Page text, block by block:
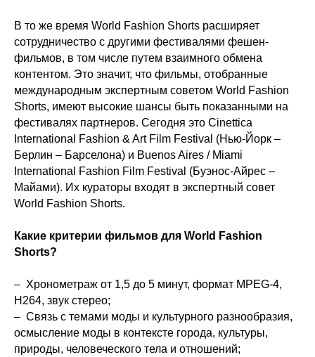
В то же время World Fashion Shorts расширяет
сотрудничество с другими фестивалями фешен-
фильмов, в том числе путем взаимного обмена
контентом. Это значит, что фильмы, отобранные
международным экспертным советом World Fashion
Shorts, имеют высокие шансы быть показанными на
фестивалях партнеров. Сегодня это Cinettica
International Fashion & Art Film Festival (Нью-Йорк –
Берлин – Барселона) и Buenos Aires / Miami
International Fashion Film Festival (Буэнос-Айрес –
Майами). Их кураторы входят в экспертный совет
World Fashion Shorts.
Какие критерии фильмов для World Fashion
Shorts?
– Хронометраж от 1,5 до 5 минут, формат MPEG-4,
H264, звук стерео;
– Связь с темами моды и культурного разнообразия,
осмысление моды в контексте города, культуры,
природы, человеческого тела и отношений;